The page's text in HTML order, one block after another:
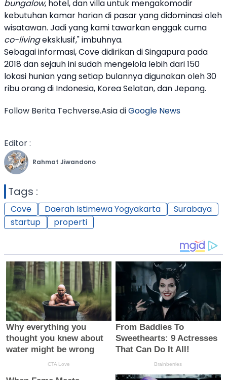
bungalow, hotel, dan villa untuk mengakomodir
kebutuhan kamar harian di pasar yang didominasi oleh
wisatawan. Jadi yang kami tawarkan enggak cuma
co-livingeksklusif," imbuhnya.
Sebagai informasi,Covedidirikan di Singapura pada
2018 dan sejauh ini sudah mengelola lebih dari 150
lokasi hunian yang setiap bulannya digunakan oleh 30
ribu orang di Indonesia, Korea Selatan, dan Jepang.
Follow Berita Techverse.Asia diGoogle News
Editor :
Rahmat Jiwandono
Tags :
Cove Daerah Istimewa Yogyakarta
Surabaya
startup
properti